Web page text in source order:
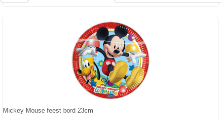
Mickey Mouse feest bord 23cm